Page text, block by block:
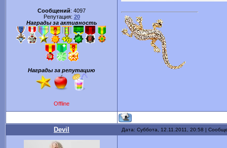
Сообщений: 4097
Репутация: 20
Награды за активность
Награды за репутацию
Offline
Devil Дата: Суббота, 12.11.2011, 20:58 |